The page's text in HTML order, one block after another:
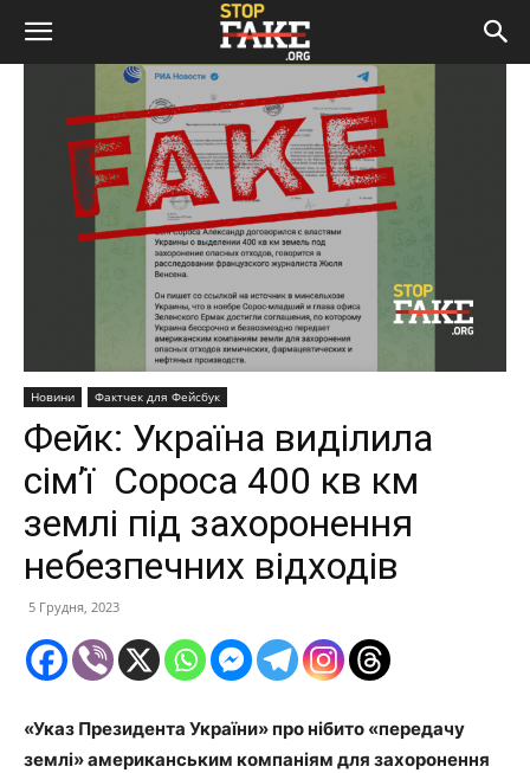
Новини Фактчек для Фейсбук
Фейк: Україна виділила
сім’ї Сороса 400 кв км
землі під захоронення
небезпечних відходів
5 Грудня, 2023
«Указ Президента України» про нібито «передачу
землі» американським компаніям для захоронення